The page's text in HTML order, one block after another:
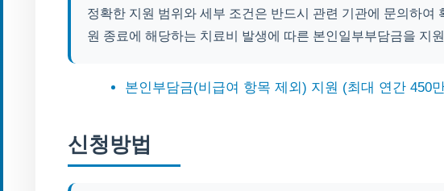
정확한 지원 범위와 세부 조건은 반드시 관련 기관에 문의하여
원 종료에 해당하는 치료비 발생에 따른 본인일부부담금을 지
본인부담금(비급여 항목 제외) 지원 (최대 연간 450
신청방법